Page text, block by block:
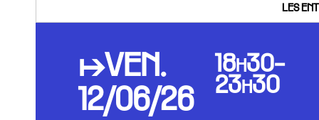
LES
↦VEN.
12/06/26
18h30-
23h30